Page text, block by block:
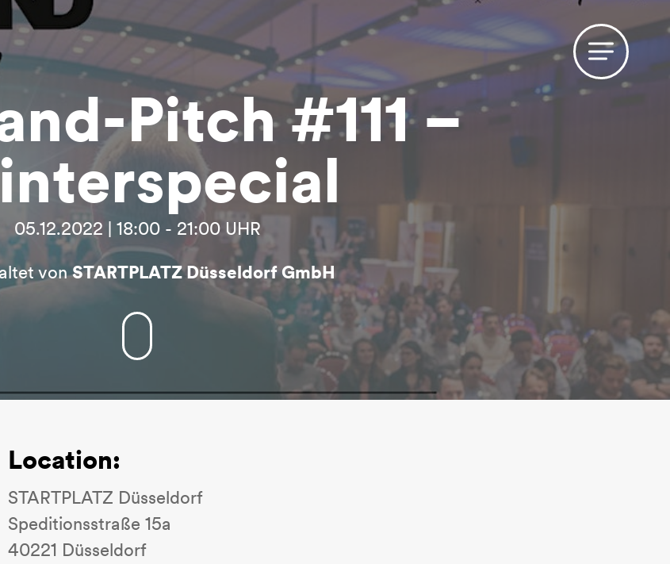
Pitch #111 –
05.12.2022 | 18:00 - 21:00 UHR
vonSTARTPLATZ Düsseldorf GmbH
Location:
STARTPLATZ Düsseldorf
Speditionsstraße 15a
40221 Düsseldorf